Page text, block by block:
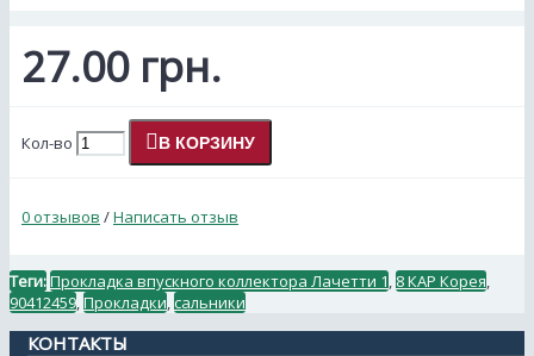
27.00 грн.
Кол-во В КОРЗИНУ
0 отзывов /Написать отзыв
Теги:Прокладка впускного коллектора Лачетти 1 8 КАР Корея
90412459 Прокладки сальники
КОНТАКТЫ